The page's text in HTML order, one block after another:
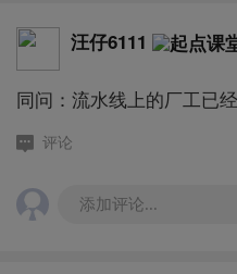
汪仔6111
同问：流水线上的厂工已
评论
添加评论...